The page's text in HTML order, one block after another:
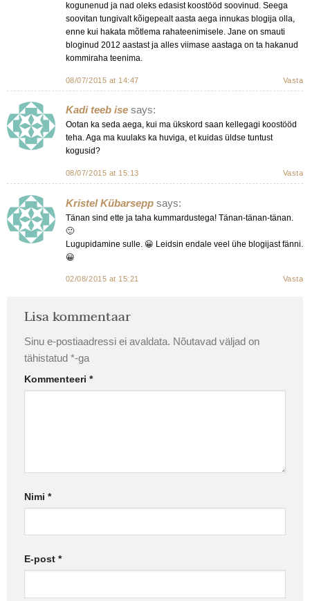
kogunenud ja nad oleks edasist koostööd soovinud. Seega
soovitan tungivalt kõigepealt aasta aega innukas blogija olla,
enne kui hakata mõtlema rahateenimisele. Jane on smauti
bloginud 2012 aastast ja alles viimase aastaga on ta hakanud
kommiraha teenima.
08/07/2015 at 14:47 Vasta
Kadi teeb ise says:
Ootan ka seda aega, kui ma ükskord saan kellegagi koostööd
teha. Aga ma kuulaks ka huviga, et kuidas üldse tuntust
kogusid?
08/07/2015 at 15:13 Vasta
Kristel Kübarsepp says:
Tänan sind ette ja taha kummardustega! Tänan-tänan-tänan.
🙂
Lugupidamine sulle. 😀 Leidsin endale veel ühe blogijast fänni.
😀
02/08/2015 at 15:21 Vasta
Lisa kommentaar
Sinu e-postiaadressi ei avaldata. Nõutavad väljad on
tähistatud *-ga
Kommenteeri *
Nimi *
E-post *